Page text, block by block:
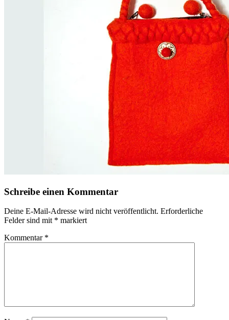
Schreibe einen Kommentar
Deine E-Mail-Adresse wird nicht veröffentlicht. Erforderliche
Felder sind mit * markiert
Kommentar *